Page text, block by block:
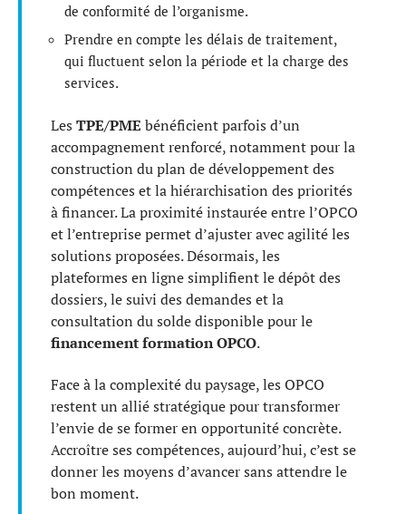
de conformité de l’organisme.
Prendre en compte les délais de traitement,
qui fluctuent selon la période et la charge des
services.
Les TPE/PME bénéficient parfois d’un
accompagnement renforcé, notamment pour la
construction du plan de développement des
compétences et la hiérarchisation des priorités
à financer. La proximité instaurée entre l’OPCO
et l’entreprise permet d’ajuster avec agilité les
solutions proposées. Désormais, les
plateformes en ligne simplifient le dépôt des
dossiers, le suivi des demandes et la
consultation du solde disponible pour le
financement formation OPCO.
Face à la complexité du paysage, les OPCO
restent un allié stratégique pour transformer
l’envie de se former en opportunité concrète.
Accroître ses compétences, aujourd’hui, c’est se
donner les moyens d’avancer sans attendre le
bon moment.